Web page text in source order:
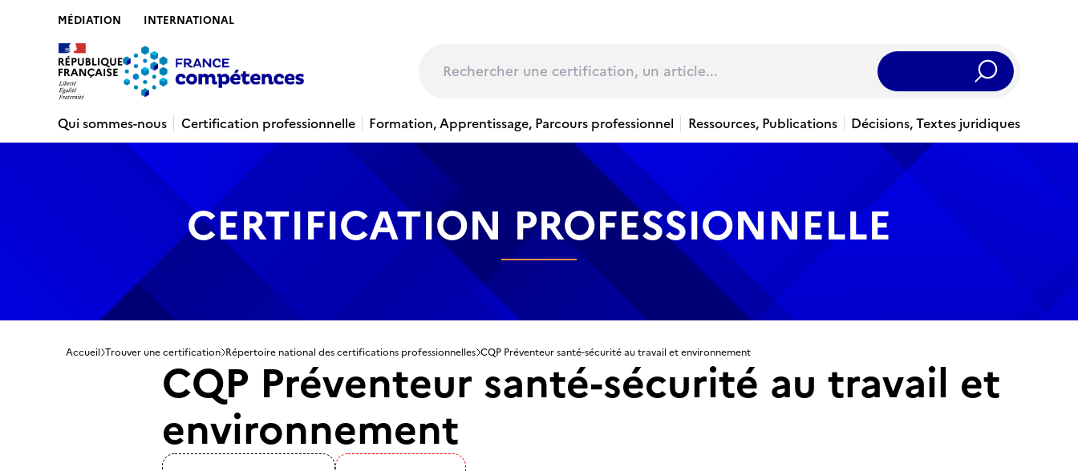
MÉDIATION INTERNATIONAL
Rechercher
Qui sommes-nous
Certification professionnelle Formation, Apprentissage, Parcours professionnel Ressources, Publications Décisions, Textes juridiques
CERTIFICATION PROFESSIONNELLE
Accueil Trouver une certification Répertoire national des certifications professionnelles CQP Préventeur santé-sécurité au travail et environnement
CQP Préventeur santé-sécurité au travail et
environnement